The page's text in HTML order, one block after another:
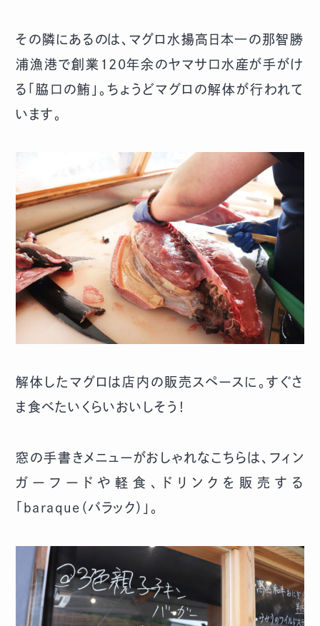
その隣にあるのは、マグロ水揚高日本一の那智勝
浦漁港で創業120年余のヤマサ口水産が手がけ
る「脇口の鮪」。ちょうどマグロの解体が行われて
います。
解体したマグロは店内の販売スペースに。すぐさ
ま食べたいくらいおいしそう！
窓の手書きメニューがおしゃれなこちらは、フィン
ガーフードや軽食、ドリンクを販売する
「baraque（バラック）」。